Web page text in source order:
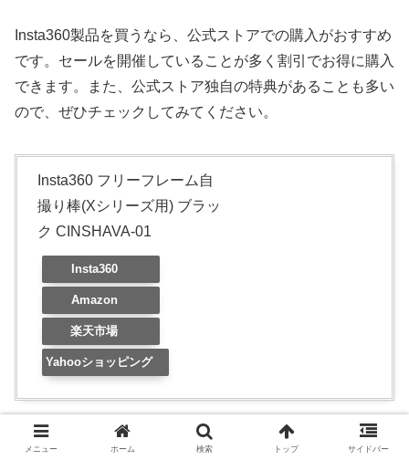
Insta360製品を買うなら、公式ストアでの購入がおすすめ
です。セールを開催していることが多く割引でお得に購入
できます。また、公式ストア独自の特典があることも多い
ので、ぜひチェックしてみてください。
Insta360 フリーフレーム自
撮り棒(Xシリーズ用) ブラッ
ク CINSHAVA-01
Insta360
Amazon
楽天市場
Yahooショッピング
【最大30％オフ】Insta360がAmazon新生活セ
メニュー ホーム 検索 トップ サイドバー